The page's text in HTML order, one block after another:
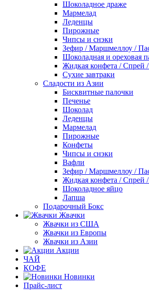
Шоколадное драже
Мармелад
Леденцы
Пирожные
Чипсы и снэки
Зефир / Маршмеллоу /
Шоколадная и ореховая
Жидкая конфета / Спрей
Сухие завтраки
Сладости из Азии
Бисквитные палочки
Печенье
Шоколад
Леденцы
Мармелад
Пирожные
Конфеты
Чипсы и снэки
Вафли
Зефир / Маршмеллоу /
Жидкая конфета / Спрей
Шоколадное яйцо
Лапша
Подарочный Бокс
Жвачки
Жвачки из США
Жвачки из Европы
Жвачки из Азии
Акции
ЧАЙ
КОФЕ
Новинки
Прайс-лист